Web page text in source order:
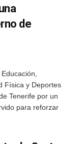
de
Física y Deportes
Tenerife por un
para reforzar